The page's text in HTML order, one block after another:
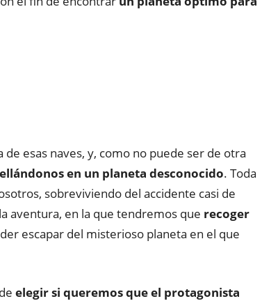
esas naves, y, como no puede ser de otra
en un planeta desconocido. Toda
sobreviviendo del accidente casi de
aventura, en la que tendremos que recoger
escapar del misterioso planeta en el que
elegir si queremos que el protagonista